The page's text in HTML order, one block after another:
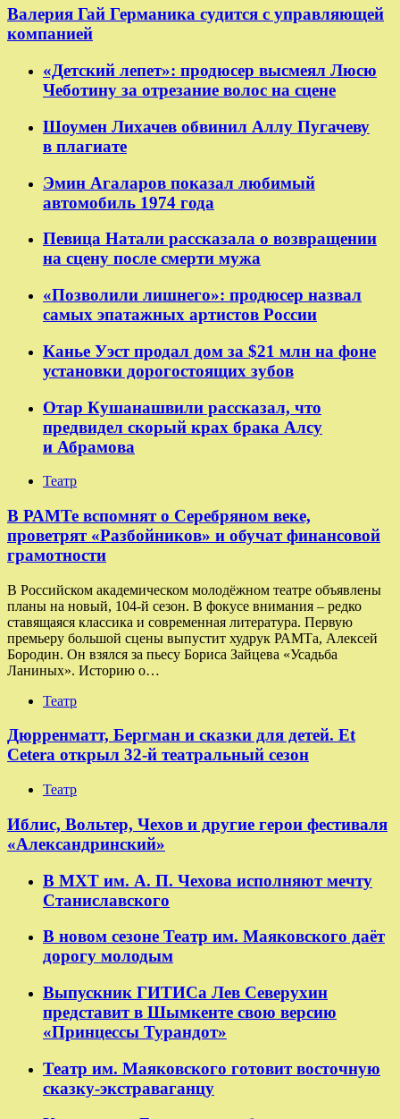
Валерия Гай Германика судится с управляющей
компанией
«Детский лепет»: продюсер высмеял Люсю
Чеботину за отрезание волос на сцене
Шоумен Лихачев обвинил Аллу Пугачеву
в плагиате
Эмин Агаларов показал любимый
автомобиль 1974 года
Певица Натали рассказала о возвращении
на сцену после смерти мужа
«Позволили лишнего»: продюсер назвал
самых эпатажных артистов России
Канье Уэст продал дом за $21 млн на фоне
установки дорогостоящих зубов
Отар Кушанашвили рассказал, что
предвидел скорый крах брака Алсу
и Абрамова
Театр
​​В РАМТе вспомнят о Серебряном веке,
проветрят «Разбойников» и обучат финансовой
грамотности
В Российском академическом молодёжном театре объявлены
планы на новый, 104-й сезон. В фокусе внимания – редко
ставящаяся классика и современная литература. Первую
премьеру большой сцены выпустит худрук РАМТа, Алексей
Бородин. Он взялся за пьесу Бориса Зайцева «Усадьба
Ланиных». Историю о…
Театр
Дюрренматт, Бергман и сказки для детей. Et
Cetera открыл 32-й театральный сезон
Театр
​​Иблис, Вольтер, Чехов и другие герои фестиваля
«Александринский»
В МХТ им. А. П. Чехова исполняют мечту
Станиславского
В новом сезоне Театр им. Маяковского даёт
дорогу молодым
Выпускник ГИТИСа Лев Северухин
представит в Шымкенте свою версию
«Принцессы Турандот»
Театр им. Маяковского готовит восточную
сказку-экстраваганцу